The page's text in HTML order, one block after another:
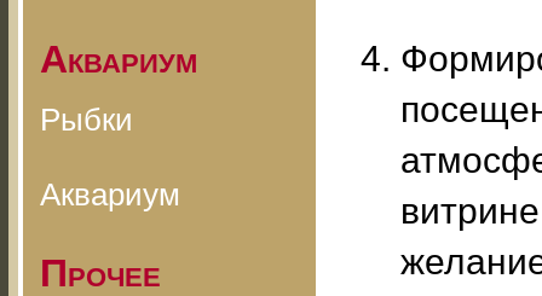
Аквариум
Рыбки
Аквариум
Прочее